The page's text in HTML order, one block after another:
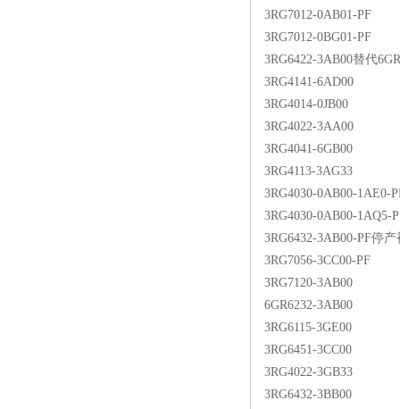
3RG7012-0AB01-PF
3RG7012-0BG01-PF
3RG6422-3AB00替代
3RG4141-6AD00
3RG4014-0JB00
3RG4022-3AA00
3RG4041-6GB00
3RG4113-3AG33
3RG4030-0AB00-1AE0-
3RG4030-0AB00-1AQ5-
3RG6432-3AB00-PF停
3RG7056-3CC00-PF
3RG7120-3AB00
6GR6232-3AB00
3RG6115-3GE00
3RG6451-3CC00
3RG4022-3GB33
3RG6432-3BB00